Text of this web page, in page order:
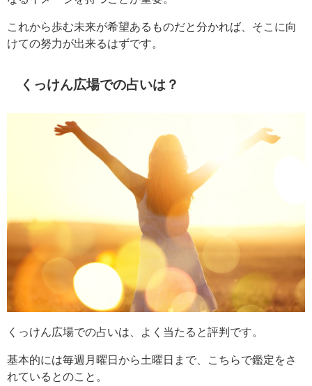
これから歩む未来が希望あるものだと分かれば、そこに向
けての努力が出来るはずです。
くっけん広場での占いは？
くっけん広場での占いは、よく当たると評判です。
基本的には毎週月曜日から土曜日まで、こちらで鑑定をさ
れているとのこと。